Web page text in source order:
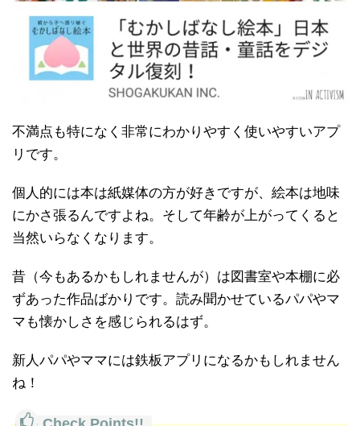
不満点も特になく非常にわかりやすく使いやすいアプ
リです。
個人的には本は紙媒体の方が好きですが、絵本は地味
にかさ張るんですよね。そして年齢が上がってくると
当然いらなくなります。
昔（今もあるかもしれませんが）は図書室や本棚に必
ずあった作品ばかりです。読み聞かせているパパやマ
マも懐かしさを感じられるはず。
新人パパやママには鉄板アプリになるかもしれません
ね！